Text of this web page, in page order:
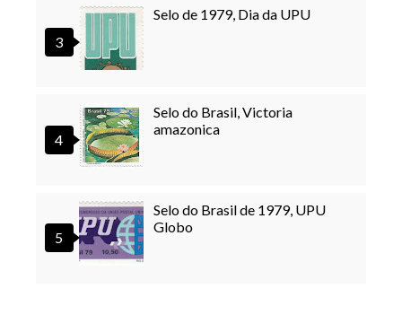
Selo de 1979, Dia da UPU
Selo do Brasil, Victoria
amazonica
Selo do Brasil de 1979, UPU
Globo